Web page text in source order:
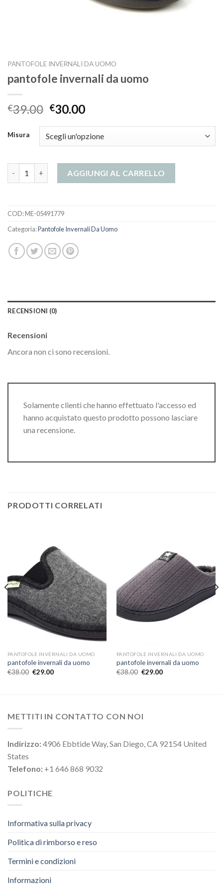
PANTOFOLE INVERNALI DA UOMO
pantofole invernali da uomo
€39.00 €30.00
Misura
AGGIUNGI AL CARRELLO
COD:ME-05491779
Categoria:Pantofole Invernali Da Uomo
RECENSIONI (0)
Recensioni
Ancora non ci sono recensioni.
Solamente clienti che hanno effettuato l'accesso ed
hanno acquistato questo prodotto possono lasciare
una recensione.
PRODOTTI CORRELATI
PANTOFOLE INVERNALI DA UOMO
pantofole invernali da uomo
€38.00 €29.00
PANTOFOLE INVERNALI DA UOMO
pantofole invernali da uomo
€38.00 €29.00
METTITI IN CONTATTO CON NOI
Indirizzo:4906 Ebbtide Way, San Diego, CA 92154 United
States
Telefono: +1 646 868 9032
POLITICHE
Informativa sulla privacy
Politica di rimborso e reso
Termini e condizioni
Informazioni